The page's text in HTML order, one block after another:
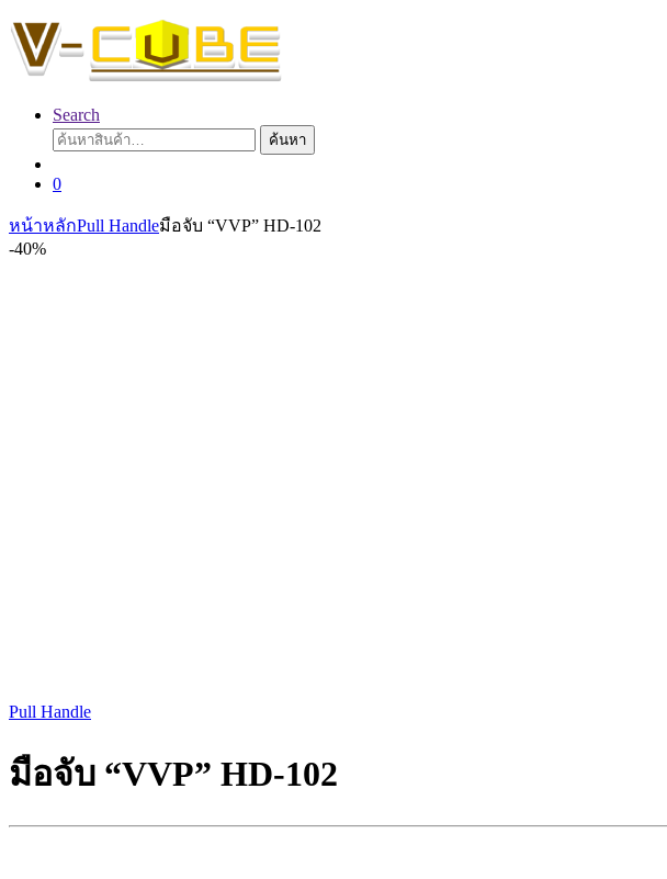
Search
ค้นหา:
ค้นหา
0
หน้าหลักPull Handleมือจับ “VVP” HD-102
-40%
Pull Handle
มือจับ “VVP” HD-102